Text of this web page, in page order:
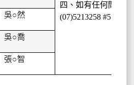
四、如有任何問題
(07)5213258 #5115林
吳○然
吳○喬
張○智